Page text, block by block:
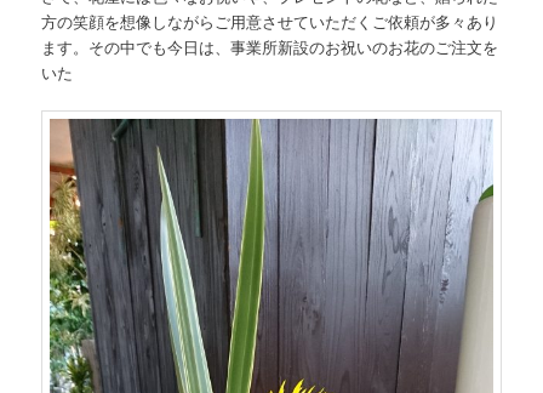
方の笑顔を想像しながらご用意させていただくご依頼が多々あり
ます。その中でも今日は、事業所新設のお祝いのお花のご注文を
いた